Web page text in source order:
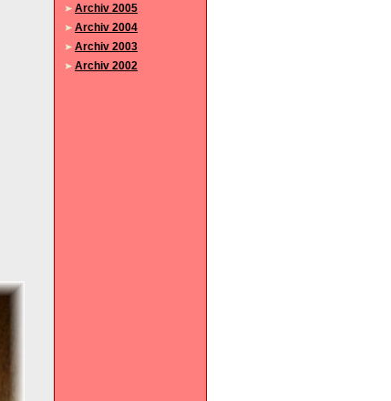
Archiv 2005
Archiv 2004
Archiv 2003
Archiv 2002